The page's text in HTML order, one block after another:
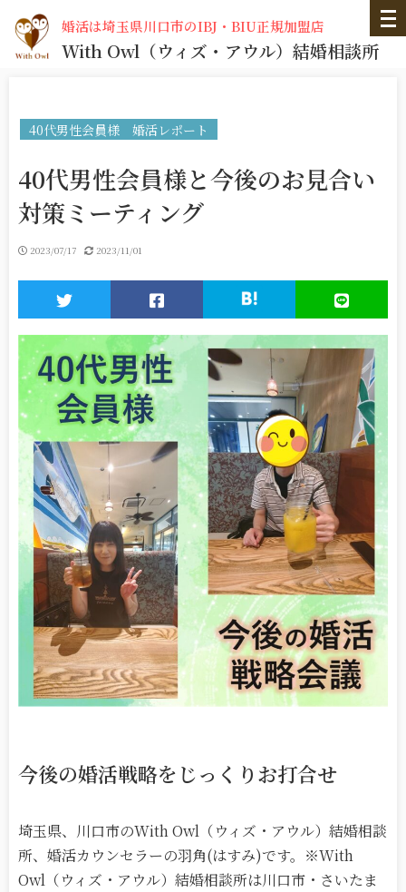
婚活は埼玉県川口市のIBJ・BIU正規加盟店
With Owl （ウィズ・アウル） 結婚相談所
40代男性会員様 婚活レポート
40代男性会員様と今後のお見合い
対策ミーティング
2023/07/17 2023/11/01
今後の婚活戦略をじっくりお打合せ
埼玉県、川口市のWith Owl（ウィズ・アウル）結婚相談
所、婚活カウンセラーの羽角(はすみ)です。※With
Owl（ウィズ・アウル）結婚相談所は川口市・さいたま